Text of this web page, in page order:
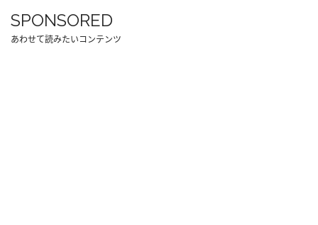
SPONSORED
あわせて読みたいコンテンツ